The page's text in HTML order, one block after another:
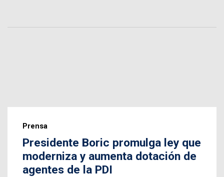
Prensa
Presidente Boric promulga ley que
moderniza y aumenta dotación de
agentes de la PDI